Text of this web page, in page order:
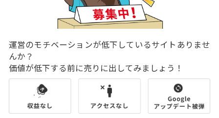
運営のモチベーションが低下しているサイトありませ
んか？
価値が低下する前に売りに出してみましょう！